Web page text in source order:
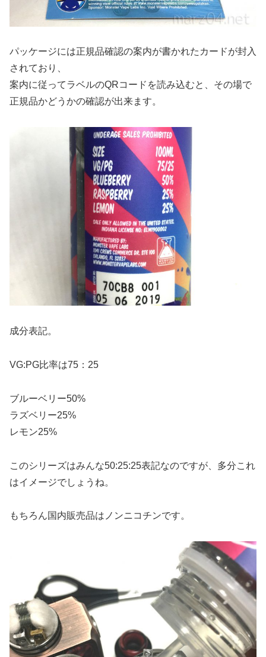
パッケージには正規品確認の案内が書かれたカードが封入
されており、
案内に従ってラベルのQRコードを読み込むと、その場で
正規品かどうかの確認が出来ます。
成分表記。
VG:PG比率は75：25
ブルーベリー50%
ラズベリー25%
レモン25%
このシリーズはみんな50:25:25表記なのですが、多分これ
はイメージでしょうね。
もちろん国内販売品はノンニコチンです。